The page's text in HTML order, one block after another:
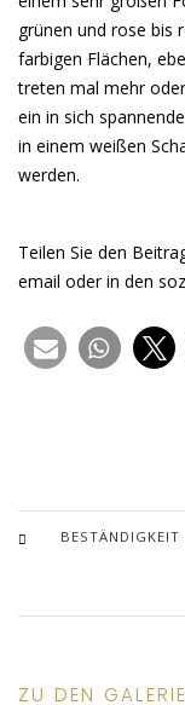
grünen und rose bis
farbigen Flächen,
treten mal mehr
ein in sich
in einem weißen
werden.
Teilen Sie den
email oder in den
BESTÄNDIGKEIT
ZU DEN